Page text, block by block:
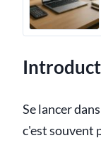
Se lancer
c'est souvent